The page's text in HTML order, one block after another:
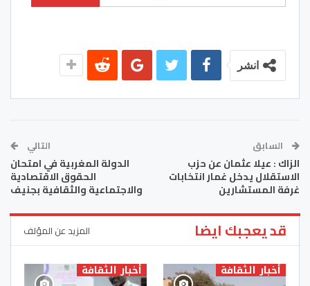
انشر
السابق
الزاك : عيلا عثمان عن حزب
الاستقلال يدخل غمار انتخابات
غرفة المستشارين
التالي
الدولة المغربية في امتحان
الحقوق الاقتصادية
والاجتماعية والثقافية بجنيف
قد يعجبك ايضا المزيد عن المؤلف
أخبار الثقافة أخبار الثقافة